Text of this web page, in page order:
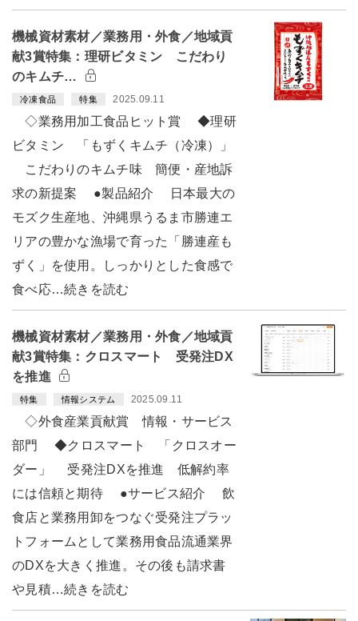
機械資材素材／業務用・外食／地域貢
献3賞特集：理研ビタミン こだわり
のキムチ…
冷凍食品 特集 2025.09.11
◇業務用加工食品ヒット賞 ◆理研
ビタミン 「もずくキムチ（冷凍）」
こだわりのキムチ味 簡便・産地訴
求の新提案 ●製品紹介 日本最大の
モズク生産地、沖縄県うるま市勝連エ
リアの豊かな漁場で育った「勝連産も
ずく」を使用。しっかりとした食感で
食べ応…続きを読む
機械資材素材／業務用・外食／地域貢
献3賞特集：クロスマート 受発注DX
を推進
特集 情報システム 2025.09.11
◇外食産業貢献賞 情報・サービス
部門 ◆クロスマート 「クロスオー
ダー」 受発注DXを推進 低解約率
には信頼と期待 ●サービス紹介 飲
食店と業務用卸をつなぐ受発注プラッ
トフォームとして業務用食品流通業界
のDXを大きく推進。その後も請求書
や見積…続きを読む